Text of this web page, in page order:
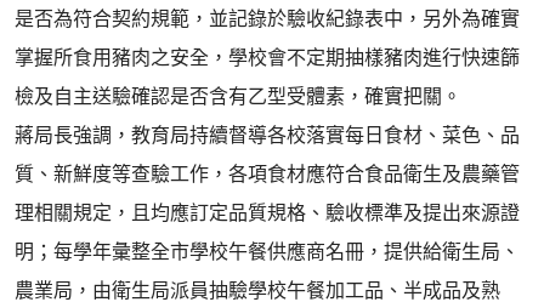
是否為符合契約規範，並記錄於驗收紀錄表中，另外為確實
掌握所食用豬肉之安全，學校會不定期抽樣豬肉進行快速篩
檢及自主送驗確認是否含有乙型受體素，確實把關。
蔣局長強調，教育局持續督導各校落實每日食材、菜色、品
質、新鮮度等查驗工作，各項食材應符合食品衛生及農藥管
理相關規定，且均應訂定品質規格、驗收標準及提出來源證
明；每學年彙整全市學校午餐供應商名冊，提供給衛生局、
農業局，由衛生局派員抽驗學校午餐加工品、半成品及熟